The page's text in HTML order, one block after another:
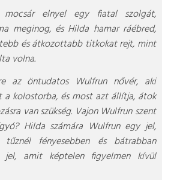
elnyel egy fiatal szolgát,
meginog, és Hilda hamar ráébred,
és átkozottabb titkokat rejt, mint
volna.
az öntudatos Wulfrun nővér, aki
a kolostorba, és most azt állítja, átok
van szükség. Vajon Wulfrun szent
Hilda számára Wulfrun egy jel,
fényesebben és bátrabban
amit képtelen figyelmen kívül